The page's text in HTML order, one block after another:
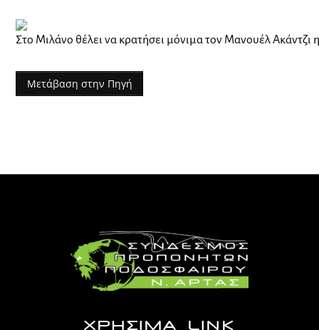
Στο Μιλάνο θέλει να κρατήσει μόνιμα τον Μανουέλ Ακάντζι
Μετάβαση στην Πηγή
ΧΡΗΣΙΜΑ LINK